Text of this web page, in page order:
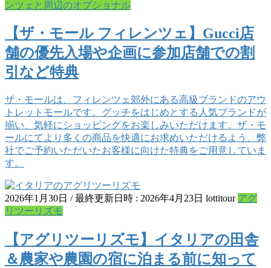
ンツェと周辺のオプショナル
【ザ・モール フィレンツェ】Gucci店
舗の優先入場や企画に参加店舗での割
引など特典
ザ・モールは、フィレンツェ郊外にある高級ブランドのアウ
トレットモールです。グッチをはじめとする人気ブランドが
揃い、気軽にショッピングをお楽しみいただけます。ザ・モ
ールにてより多くの商品を快適にお求めいただけるよう、弊
社でご予約いただいたお客様に向けた特典をご用意していま
す。
2026年1月30日 / 最終更新日時 : 2026年4月23日 lottitour アグ
リツーリズモ
【アグリツーリズモ】イタリアの田舎
＆農家や農園の宿に泊まる前に知って